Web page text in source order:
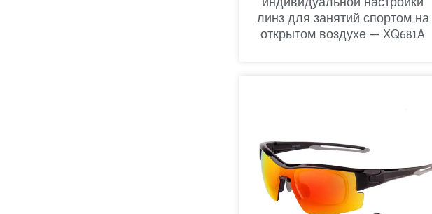
линз для занятий спортом на
открытом воздухе — XQ681A